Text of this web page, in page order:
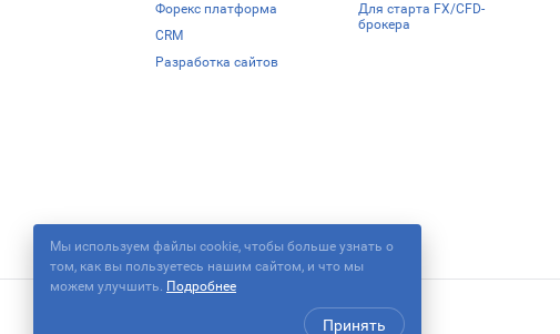
Мы используем файлы cookie, чтобы больше узнать о
том, как вы пользуетесь нашим сайтом, и что мы
можем улучшить. Подробнее
Принять
Форекс платформа
CRM
Разработка сайтов
Для старта FX/CFD-
брокера